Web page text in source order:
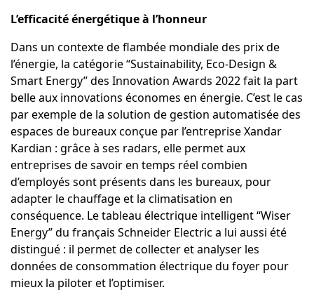
L’efficacité énergétique à l’honneur
Dans un contexte de flambée mondiale des prix de
l’énergie, la catégorie “Sustainability, Eco-Design &
Smart Energy” des Innovation Awards 2022 fait la part
belle aux innovations économes en énergie. C’est le cas
par exemple de la solution de gestion automatisée des
espaces de bureaux conçue par l’entrepriseXandar
Kardian : grâce à ses radars, elle permet aux
entreprises de savoir en temps réel combien
d’employés sont présents dans les bureaux, pour
adapter le chauffage et la climatisation en
conséquence. Le tableau électrique intelligent“Wiser
Energy” du français Schneider Electric a lui aussi été
distingué : il permet de collecter et analyser les
données de consommation électrique du foyer pour
mieux la piloter et l’optimiser.